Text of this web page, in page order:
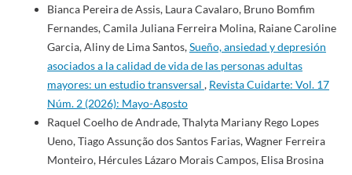
Bianca Pereira de Assis, Laura Cavalaro, Bruno Bomfim
Fernandes, Camila Juliana Ferreira Molina, Raiane Caroline
Garcia, Aliny de Lima Santos,Sueño, ansiedad y depresión
asociados a la calidad de vida de las personas adultas
mayores: un estudio transversal , Revista Cuidarte: Vol. 17
Núm. 2 (2026): Mayo-Agosto
Raquel Coelho de Andrade, Thalyta Mariany Rego Lopes
Ueno, Tiago Assunção dos Santos Farias, Wagner Ferreira
Monteiro, Hércules Lázaro Morais Campos, Elisa Brosina